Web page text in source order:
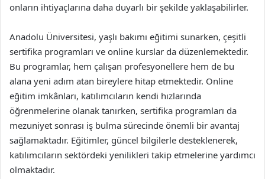
onların ihtiyaçlarına daha duyarlı bir şekilde yaklaşabilirler.
Anadolu Üniversitesi, yaşlı bakımı eğitimi sunarken, çeşitli
sertifika programları ve online kurslar da düzenlemektedir.
Bu programlar, hem çalışan profesyonellere hem de bu
alana yeni adım atan bireylere hitap etmektedir. Online
eğitim imkânları, katılımcıların kendi hızlarında
öğrenmelerine olanak tanırken, sertifika programları da
mezuniyet sonrası iş bulma sürecinde önemli bir avantaj
sağlamaktadır. Eğitimler, güncel bilgilerle desteklenerek,
katılımcıların sektördeki yenilikleri takip etmelerine yardımcı
olmaktadır.